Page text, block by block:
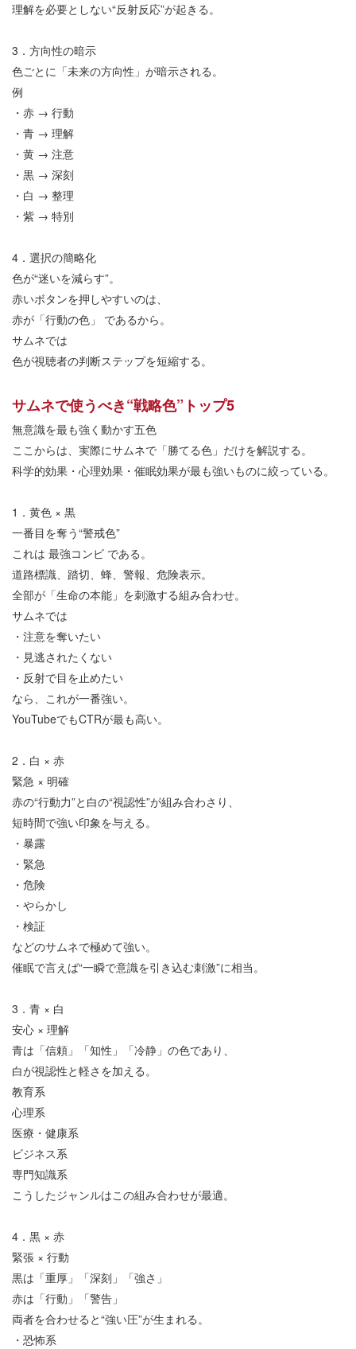
理解を必要としない“反射反応”が起きる。
3 ．方向性の暗示
色ごとに「未来の方向性」が暗示される。
例
・赤 → 行動
・青 → 理解
・黄 → 注意
・黒 → 深刻
・白 → 整理
・紫 → 特別
4 ．選択の簡略化
色が“迷いを減らす”。
赤いボタンを押しやすいのは、
赤が「行動の色」
であるから。
サムネでは
色が視聴者の判断ステップを短縮する。
サムネで使うべき“戦略色” トップ5
無意識を最も強く動かす五色
ここからは、実際にサムネで「勝てる色」だけを解説する。
科学的効果・心理効果・催眠効果が最も強いものに絞っている。
1 ．黄色 × 黒
一番目を奪う“警戒色”
これは 最強コンビ である。
道路標識、踏切、蜂、警報、危険表示。
全部が「生命の本能」を刺激する組み合わせ。
サムネでは
・注意を奪いたい
・見逃されたくない
・反射で目を止めたい
なら、これが一番強い。
YouTubeでもCTRが最も高い。
2 ．白 × 赤
緊急 × 明確
赤の“行動力”と白の“視認性”が組み合わさり、
短時間で強い印象を与える。
・暴露
・緊急
・危険
・やらかし
・検証
などのサムネで極めて強い。
催眠で言えば“一瞬で意識を引き込む刺激”に相当。
3 ．青 × 白
安心 × 理解
青は「信頼」「知性」「冷静」の色であり、
白が視認性と軽さを加える。
教育系
心理系
医療・健康系
ビジネス系
専門知識系
こうしたジャンルはこの組み合わせが最適。
4 ．黒 × 赤
緊張 × 行動
黒は「重厚」「深刻」「強さ」
赤は「行動」「警告」
両者を合わせると“強い圧”が生まれる。
・恐怖系